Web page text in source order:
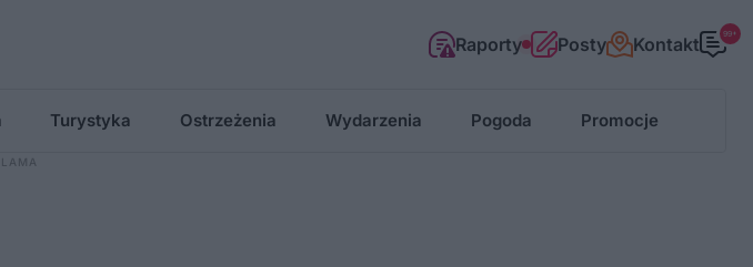
Raporty Posty Kontakt 99+
Turystyka Ostrzeżenia Wydarzenia Pogoda Promocje